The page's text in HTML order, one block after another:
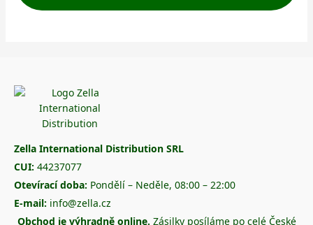
Zella International Distribution SRL
CUI: 44237077
Otevírací doba: Pondělí – Neděle, 08:00 – 22:00
E-mail: info@zella.cz
Obchod je výhradně online. Zásilky posíláme po celé České